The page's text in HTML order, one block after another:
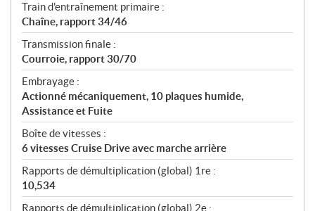
Train d'entraînement primaire :
Chaîne, rapport 34/46
Transmission finale :
Courroie, rapport 30/70
Embrayage :
Actionné mécaniquement, 10 plaques humide,
Assistance et Fuite
Boîte de vitesses :
6 vitesses Cruise Drive avec marche arrière
Rapports de démultiplication (global) 1re :
10,534
Rapports de démultiplication (global) 2e :